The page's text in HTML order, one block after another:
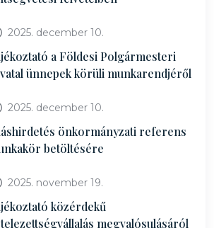
2025. december 10.
a Földesi Polgármesteri
ünnepek körüli munkarendjéről
2025. december 10.
önkormányzati referens
betöltésére
2025. november 19.
közérdekű
megvalósulásáról